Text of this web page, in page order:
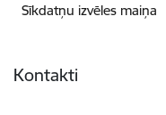
Sīkdatņu izvēles maiņa
Kontakti